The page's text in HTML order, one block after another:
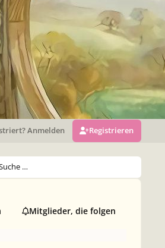
Anmelden Registrieren
…
Mitglieder, die folgen